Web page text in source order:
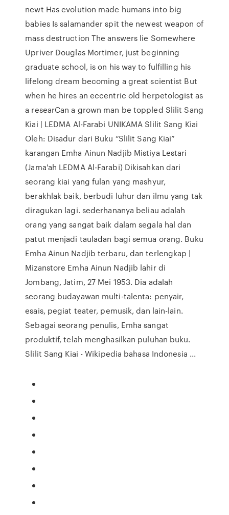
newt Has evolution made humans into big
babies Is salamander spit the newest weapon of
mass destruction The answers lie Somewhere
Upriver Douglas Mortimer, just beginning
graduate school, is on his way to fulfilling his
lifelong dream becoming a great scientist But
when he hires an eccentric old herpetologist as
a researCan a grown man be toppled Slilit Sang
Kiai | LEDMA Al-Farabi UNIKAMA Slilit Sang Kiai
Oleh: Disadur dari Buku “Slilit Sang Kiai”
karangan Emha Ainun Nadjib Mistiya Lestari
(Jama'ah LEDMA Al-Farabi) Dikisahkan dari
seorang kiai yang fulan yang mashyur,
berakhlak baik, berbudi luhur dan ilmu yang tak
diragukan lagi. sederhananya beliau adalah
orang yang sangat baik dalam segala hal dan
patut menjadi tauladan bagi semua orang. Buku
Emha Ainun Nadjib terbaru, dan terlengkap |
Mizanstore Emha Ainun Nadjib lahir di
Jombang, Jatim, 27 Mei 1953. Dia adalah
seorang budayawan multi-talenta: penyair,
esais, pegiat teater, pemusik, dan lain-lain.
Sebagai seorang penulis, Emha sangat
produktif, telah menghasilkan puluhan buku.
Slilit Sang Kiai - Wikipedia bahasa Indonesia ...